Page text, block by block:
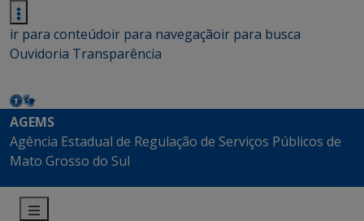
ir para conteúdoir para navegaçãoir para busca
Ouvidoria Transparência
AGEMS
Agência Estadual de Regulação de Serviços Públicos de
Mato Grosso do Sul